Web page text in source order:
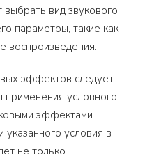
выбрать вид звукового
параметры, такие как
воспроизведения.
эффектов следует
применения условного
эффектами.
условия в
не только